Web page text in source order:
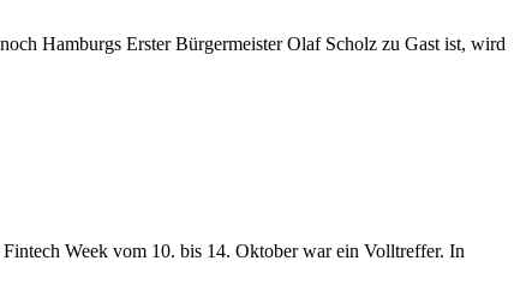
Hamburgs Erster Bürgermeister Olaf Scholz zu Gast ist, wird
Week vom 10. bis 14. Oktober war ein Volltreffer. In